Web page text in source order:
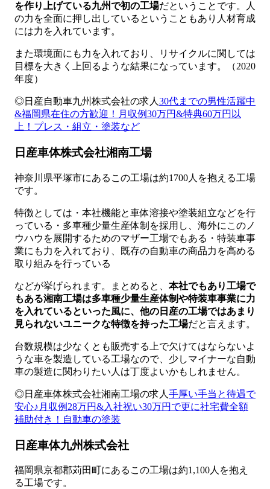
を作り上げている九州で初の工場だということです。人
の力を全面に押し出しているということもあり人材育成
には力を入れています。
また環境面にも力を入れており、リサイクルに関しては
目標を大きく上回るような結果になっています。（2020
年度）
◎日産自動車九州株式会社の求人30代までの男性活躍中
&福岡県在住の方歓迎！月収例30万円&特典60万円以
上！プレス・組立・塗装など
日産車体株式会社湘南工場
神奈川県平塚市にあるこの工場は約1700人を抱える工場
です。
特徴としては・本社機能と車体溶接や塗装組立などを行
っている・多車種少量生産体制を採用し、海外にこのノ
ウハウを展開するためのマザー工場でもある・特装車事
業にも力を入れており、既存の自動車の商品力を高める
取り組みを行っている
などが挙げられます。まとめると、 本社でもあり工場で
もある湘南工場は多車種少量生産体制や特装車事業に力
を入れているといった風に、他の日産の工場ではあまり
見られないユニークな特徴を持った工場だと言えます。
台数規模は少なくとも販売する上で欠けてはならないよ
うな車を製造している工場なので、少しマイナーな自動
車の製造に関わりたい人は丁度よいかもしれません。
◎日産車体株式会社湘南工場の求人 手厚い手当と待遇で
安心♪月収例28万円&入社祝い30万円で更に社宅費全額
補助付き！自動車の塗装
日産車体九州株式会社
福岡県京都郡苅田町にあるこの工場は約1,100人を抱え
る工場です。